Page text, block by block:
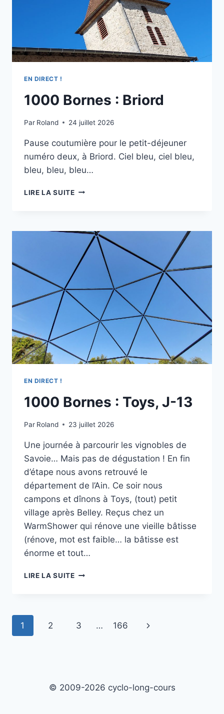
EN DIRECT !
1000 Bornes : Briord
Par Roland 24 juillet 2026
Pause coutumière pour le petit-déjeuner
numéro deux, à Briord. Ciel bleu, ciel bleu,
bleu, bleu, bleu…
LIRE LA SUITE1000
EN DIRECT !
1000 Bornes : Toys, J-13
Par Roland 23 juillet 2026
Une journée à parcourir les vignobles de
Savoie… Mais pas de dégustation ! En fin
d’étape nous avons retrouvé le
département de l’Ain. Ce soir nous
campons et dînons à Toys, (tout) petit
village après Belley. Reçus chez un
WarmShower qui rénove une vieille bâtisse
(rénove, mot est faible… la bâtisse est
énorme et tout…
LIRE LA SUITE1000
13
Navigation
1 2 3 … 166
Page
© 2009-2026 cyclo-long-cours